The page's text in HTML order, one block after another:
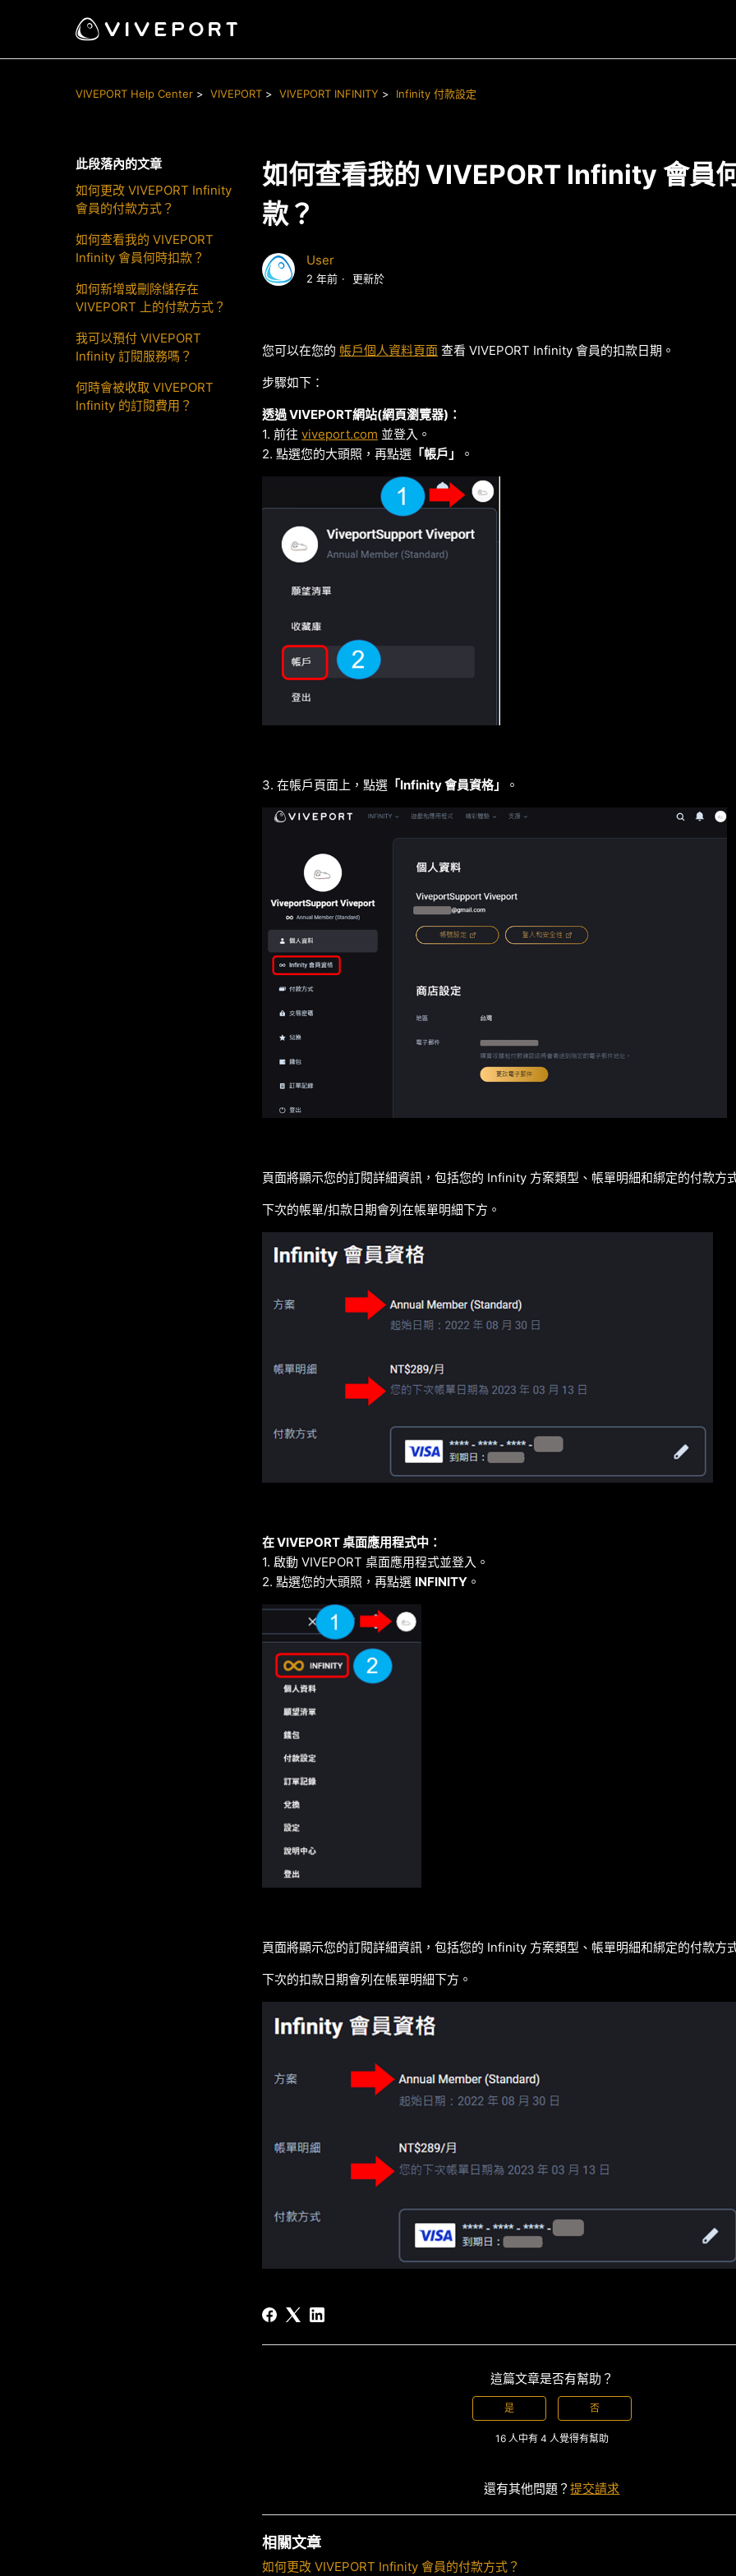
VIVEPORT Help Center VIVEPORT VIVEPORT INFINITY Infinity 付款設定
此段落內的文章
如何更改 VIVEPORT Infinity
會員的付款方式？
如何查看我的 VIVEPORT
Infinity 會員何時扣款？
如何新增或刪除儲存在
VIVEPORT 上的付款方式？
我可以預付 VIVEPORT
Infinity 訂閱服務嗎？
何時會被收取 VIVEPORT
Infinity 的訂閱費用？
如何查看我的 VIVEPORT Infinity 會員
款？
User
2 年前 更新於
您可以在您的 帳戶個人資料頁面 查看 VIVEPORT Infinity 會員的扣款日期。
步驟如下：
透過 VIVEPORT網站(網頁瀏覽器)：
1. 前往viveport.com 並登入。
2. 點選您的大頭照，再點選 「帳戶」 。
3. 在帳戶頁面上，點選 「Infinity 會員資格」 。
頁面將顯示您的訂閱詳細資訊，包括您的 Infinity 方案類型、帳單明細和綁定的付款方
下次的帳單/扣款日期會列在帳單明細下方。
在 VIVEPORT 桌面應用程式中：
1. 啟動 VIVEPORT 桌面應用程式並登入。
2. 點選您的大頭照，再點選 INFINITY 。
頁面將顯示您的訂閱詳細資訊，包括您的 Infinity 方案類型、帳單明細和綁定的付款方
下次的扣款日期會列在帳單明細下方。
這篇文章是否有幫助？
是 否
16 人中有 4 人覺得有幫助
還有其他問題？提交請求
相關文章
如何更改 VIVEPORT Infinity 會員的付款方式？